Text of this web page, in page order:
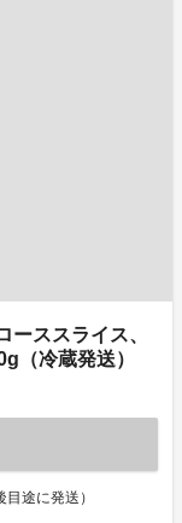
ーススライス、
（冷蔵発送）
途に発送）